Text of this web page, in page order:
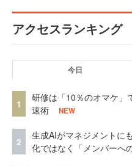
アクセスランキング
今日
1
研修は「10％のオマケ
速術
NEW
2
生成AIがマネジメントに
化ではなく「メンバーへ